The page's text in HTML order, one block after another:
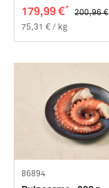
179,99 €*
200,96 €
75,31 € / kg
86894